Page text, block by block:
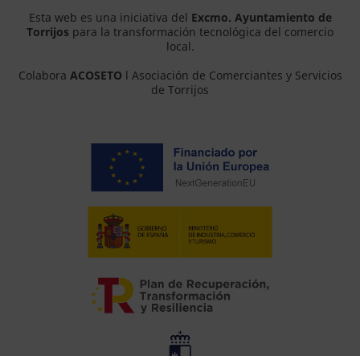
Esta web es una iniciativa del Excmo. Ayuntamiento de
Torrijos para la transformación tecnológica del comercio
local.
Colabora ACOSETO l Asociación de Comerciantes y Servicios
de Torrijos